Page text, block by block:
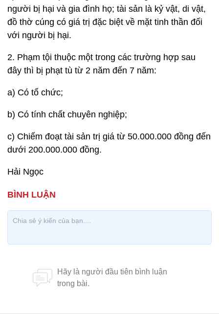
người bị hại và gia đình họ; tài sản là kỷ vật, di vật,
đồ thờ cúng có giá trị đặc biệt về mặt tinh thần đối
với người bị hại.
2. Phạm tội thuộc một trong các trường hợp sau
đây thì bị phạt tù từ 2 năm đến 7 năm:
a) Có tổ chức;
b) Có tính chất chuyên nghiệp;
c) Chiếm đoạt tài sản trị giá từ 50.000.000 đồng đến
dưới 200.000.000 đồng.
Hải Ngọc